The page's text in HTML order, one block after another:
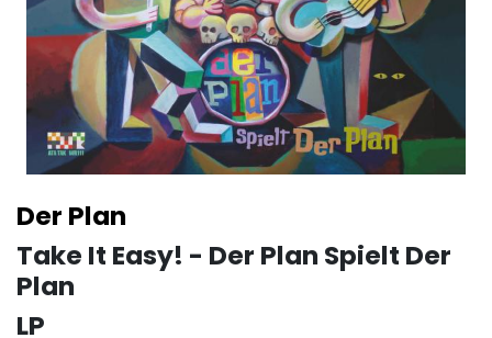
Der Plan
Take It Easy! - Der Plan Spielt Der
Plan
LP